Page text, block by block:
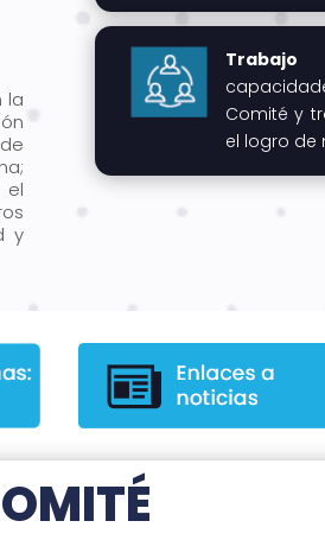
la
el
y
Trabajo
Comité y
el logro de